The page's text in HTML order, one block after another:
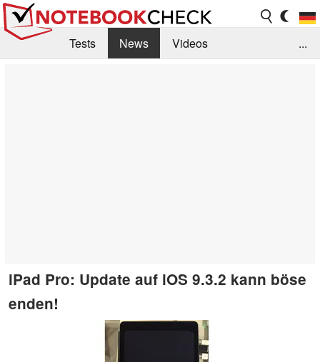
Tests News
Videos
...
iPad Pro: Update auf iOS 9.3.2 kann böse
enden!